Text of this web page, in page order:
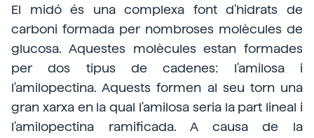
El midó és una complexa font d'hidrats de
carboni formada per nombroses molècules de
glucosa. Aquestes molècules estan formades
per dos tipus de cadenes: l'amilosa i
l'amilopectina. Aquests formen al seu torn una
gran xarxa en la qual l'amilosa seria la part lineal i
l'amilopectina ramificada. A causa de la